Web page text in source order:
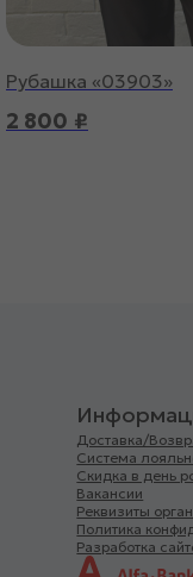
Рубашка «03903»
2 800 ₽
Доставка/
Система
Скидка в день
Вакансии
Реквизиты
Политика
Разработка